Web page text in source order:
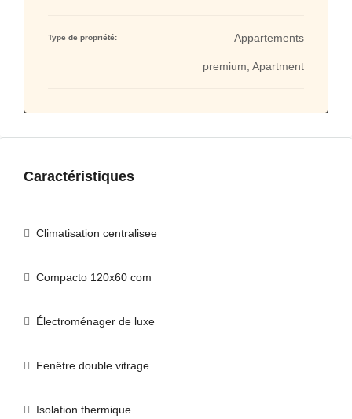
Type de propriété: Appartements
premium, Apartment
Caractéristiques
Climatisation centralisee
Compacto 120x60 com
Électroménager de luxe
Fenêtre double vitrage
Isolation thermique